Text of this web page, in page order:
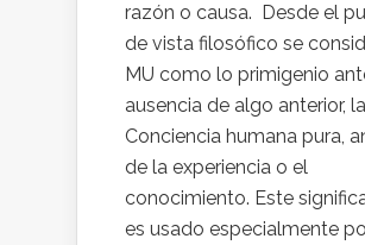
razón o causa. Desde el
de vista filosófico se
MU como lo primigenio
ausencia de algo anterior, la
Conciencia humana pura,
de la experiencia o el
conocimiento. Este
es usado especialmente